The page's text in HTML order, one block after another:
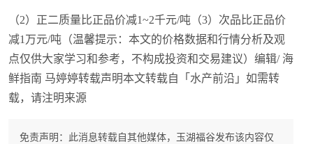
（2）正二质量比正品价减1~2千元/吨（3）次品比正品价
减1万元/吨（温馨提示：本文的价格数据和行情分析及观
点仅供大家学习和参考，不构成投资和交易建议）编辑/ 海
鲜指南 马婷婷转载声明本文转载自「水产前沿」如需转
载，请注明来源
免责声明：此消息转载自其他媒体，玉湖福谷发布该内容仅